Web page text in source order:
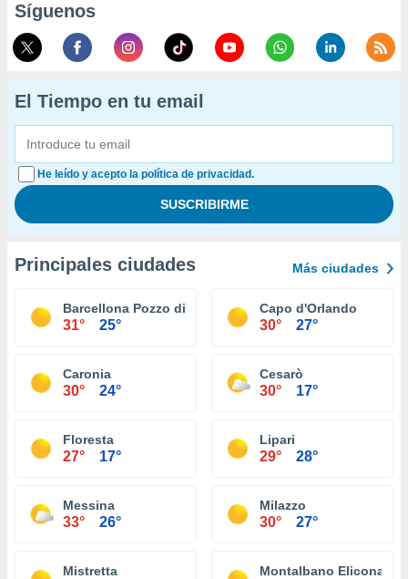
Síguenos
El Tiempo en tu email
He leído y acepto la política de privacidad.
Principales ciudades Más ciudades
Barcellona Pozzo di Gotto
31° 25°
Capo d'Orlando
30° 27°
Caronia
30° 24°
Cesarò
30° 17°
Floresta
27° 17°
Lipari
29° 28°
Messina
33° 26°
Milazzo
30° 27°
Mistretta Montalbano Elicona